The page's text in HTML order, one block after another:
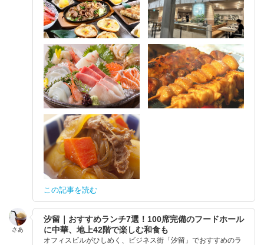
この記事を読む
さあ
汐留｜おすすめランチ7選！100席完備のフードホール
に中華、地上42階で楽しむ和食も
オフィスビルがひしめく、ビジネス街「汐留」でおすすめのラ